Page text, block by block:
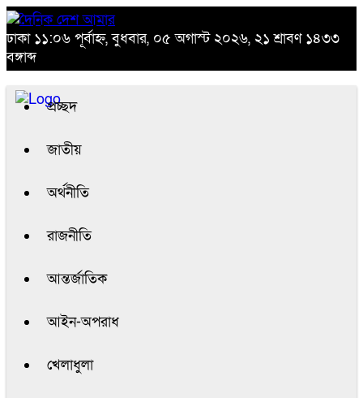
ঢাকা ১১:০৬ পূর্বাহ্ন, বুধবার, ০৫ অগাস্ট ২০২৬, ২১ শ্রাবণ ১৪৩৩
বঙ্গাব্দ
প্রচ্ছদ
জাতীয়
অর্থনীতি
রাজনীতি
আন্তর্জাতিক
আইন-অপরাধ
খেলাধুলা